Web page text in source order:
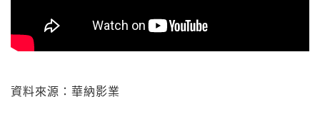
資料來源：華納影業